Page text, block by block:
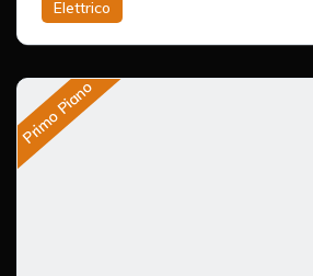
Elettrico
Primo Piano